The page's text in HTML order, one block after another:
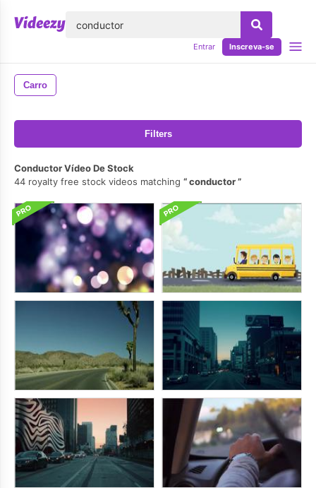
Entrar Inscreva-se
Carro
Filters
Conductor Vídeo De Stock
44 royalty free stock videos matching
conductor